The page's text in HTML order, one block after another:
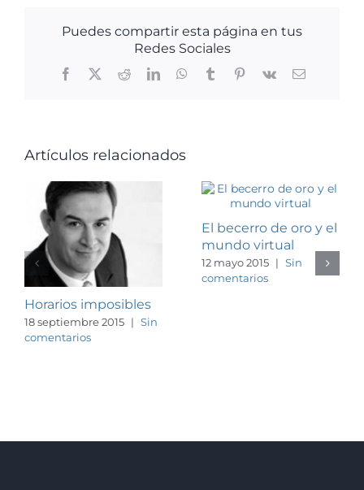
Puedes compartir esta página en tus
Redes Sociales
Facebook
X RedditLinkedInWhatsApp
TumblrPinterest
Vk
Correo
Artículos relacionados
Horarios imposibles
18 septiembre 2015 | Sin
comentarios
El becerro de oro y el
mundo virtual
12 mayo 2015 | Sin
comentarios